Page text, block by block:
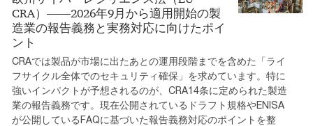
CRA）――2026年9月から適用開始の製
造業の報告義務と実務対応に向けたポイ
ント
CRAでは製品が市場に出たあとの運用段階までを含めた「ライ
フサイクル全体でのセキュリティ確保」を求めています。特に
強いインパクトが予想されるのが、CRA14条に定められた製造
業の報告義務です。現在公開されているドラフト規格やENISA
が公開しているFAQに基づいた報告義務対応のポイントを整